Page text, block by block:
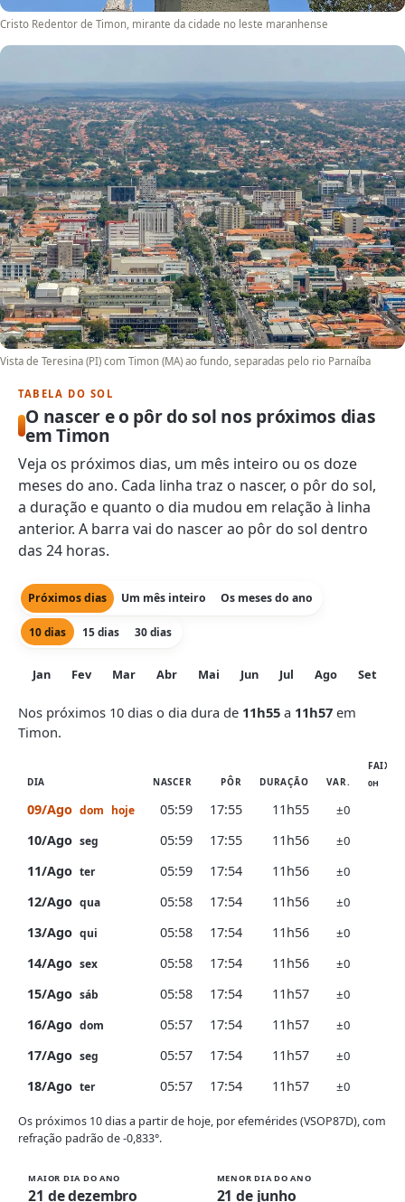
Cristo Redentor de Timon, mirante da cidade no leste maranhense
Vista de Teresina (PI) com Timon (MA) ao fundo, separadas pelo rio Parnaíba
TABELA DO SOL
O nascer e o pôr do sol nos próximos dias
em Timon
Veja os próximos dias, um mês inteiro ou os doze
meses do ano. Cada linha traz o nascer, o pôr do sol,
a duração e quanto o dia mudou em relação à linha
anterior. A barra vai do nascer ao pôr do sol dentro
das 24 horas.
Próximos dias Um mês inteiro Os meses do ano
10 dias 15 dias 30 dias
Jan Fev Mar Abr Mai Jun Jul Ago Set
Nos próximos 10 dias o dia dura de 11h55 a 11h57 em
Timon.
DIA NASCER PÔR DURAÇÃO VAR.
FAIXA
0H
09/Ago dom hoje 05:59 17:55 11h55 ±0
10/Ago seg 05:59 17:55 11h56 ±0
11/Ago ter 05:59 17:54 11h56 ±0
12/Ago qua 05:58 17:54 11h56 ±0
13/Ago qui 05:58 17:54 11h56 ±0
14/Ago sex 05:58 17:54 11h56 ±0
15/Ago sáb 05:58 17:54 11h57 ±0
16/Ago dom 05:57 17:54 11h57 ±0
17/Ago seg 05:57 17:54 11h57 ±0
18/Ago ter 05:57 17:54 11h57 ±0
Os próximos 10 dias a partir de hoje, por efemérides (VSOP87D), com
refração padrão de -0,833°.
MAIOR DIA DO ANO
21 de dezembro
MENOR DIA DO ANO
21 de junho